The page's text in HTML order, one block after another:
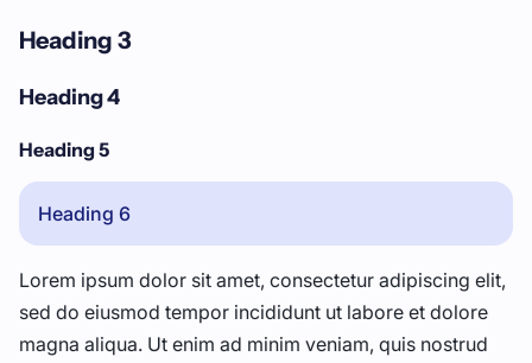
Heading 3
Heading 4
Heading 5
Heading 6
Lorem ipsum dolor sit amet, consectetur adipiscing elit,
sed do eiusmod tempor incididunt ut labore et dolore
magna aliqua. Ut enim ad minim veniam, quis nostrud